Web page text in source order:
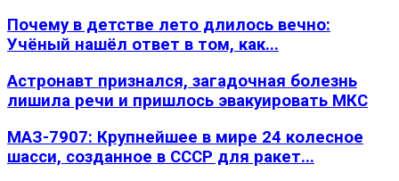
Почему в детстве лето длилось вечно:
Учёный нашёл ответ в том, как...
Астронавт признался, загадочная болезнь
лишила речи и пришлось эвакуировать МКС
МАЗ-7907: Крупнейшее в мире 24 колесное
шасси, созданное в СССР для ракет...